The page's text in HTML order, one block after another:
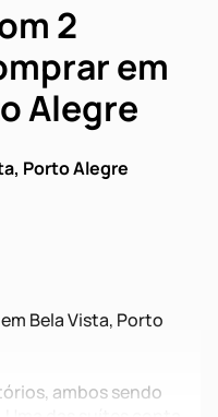
2
em
Alegre
Porto Alegre
Bela Vista, Porto
ambos sendo